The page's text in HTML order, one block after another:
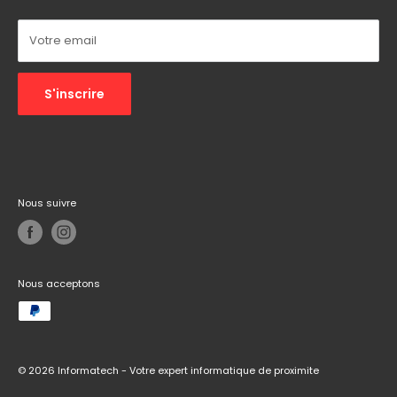
Votre email
S'inscrire
Nous suivre
Nous acceptons
© 2026 Informatech - Votre expert informatique de proximite